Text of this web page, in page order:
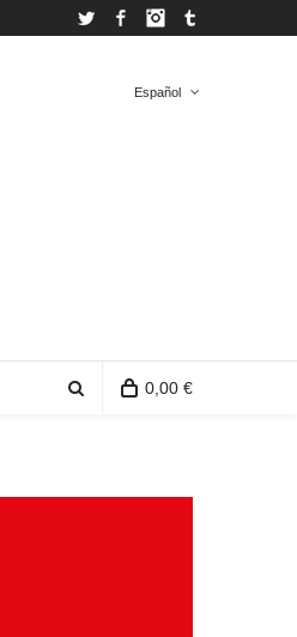
Twitter FacebookInstagram
Español
0,00 €